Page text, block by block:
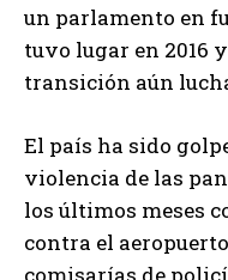
un parlamento en
tuvo lugar en 2016
transición aún
El país ha sido
violencia de las
los últimos meses
contra el